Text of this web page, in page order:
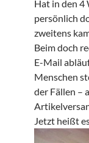
Hat in den 4
persönlich
zweitens
Beim doch
E-Mail
Menschen
der Fällen –
Jetzt heißt